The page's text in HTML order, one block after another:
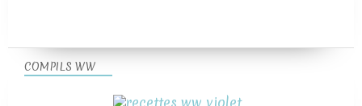
COMPILS WW